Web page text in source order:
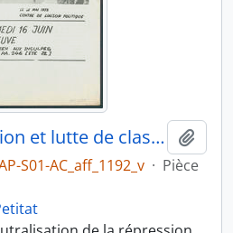
Verso de Répression et lutte de classe
S01-AC_aff_1192_v · Pièce